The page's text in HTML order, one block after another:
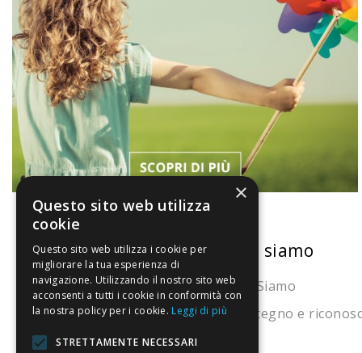
La nostra convenienza
Il risparmio che fa ambiente
Il nostro manifesto
Il blog
Chi siamo
Chi Siamo
Sostegno e
×
Questo sito web utilizza
cookie
Questo sito web utilizza i cookie per
migliorare la tua esperienza di
navigazione. Utilizzando il nostro sito web
acconsenti a tutti i cookie in conformità con
la nostra policy per i cookie. Leggi di più
STRETTAMENTE NECESSARI